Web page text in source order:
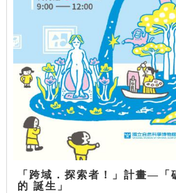
「跨域．探索者！」計畫—「
的 誕生」